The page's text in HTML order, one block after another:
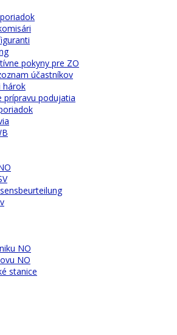
pokyny pre ZO
účastníkov
hárok
prípravu podujatia
NO
NO
stanice